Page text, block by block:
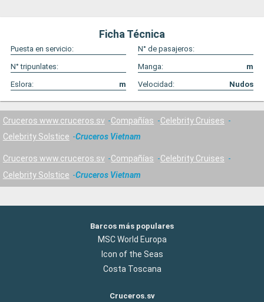
Ficha Técnica
Puesta en servicio:
N° de pasajeros:
N° tripunlates:
Manga:
m
Eslora:
m Velocidad: Nudos
Cruceros www.cruceros.sv Compañías
Celebrity Cruises
Celebrity Solstice
Cruceros Vietnam
Cruceros www.cruceros.sv Compañías
Celebrity Cruises
Celebrity Solstice
Cruceros Vietnam
Barcos más populares
MSC World Europa
Icon of the Seas
Costa Toscana
Cruceros.sv